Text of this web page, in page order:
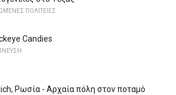
ΠΟΛΙΤΕΊΕΣ
Candies
Ρωσία - Αρχαία πόλη στον ποταμό